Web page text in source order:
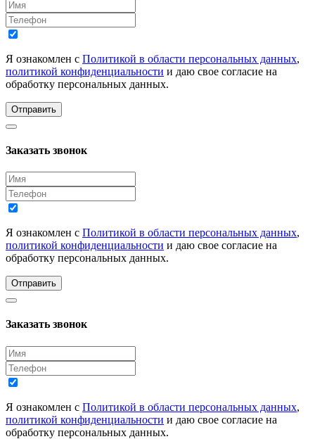
Я ознакомлен с Политикой в области персональных данных,
политикой конфиденциальности и даю свое согласие на
обработку персональных данных.
Отправить
Заказать звонок
Я ознакомлен с Политикой в области персональных данных,
политикой конфиденциальности и даю свое согласие на
обработку персональных данных.
Отправить
Заказать звонок
Я ознакомлен с Политикой в области персональных данных,
политикой конфиденциальности и даю свое согласие на
обработку персональных данных.